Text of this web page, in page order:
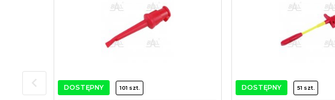
DOSTĘPNY 101 szt. DOSTĘPNY 51 szt.